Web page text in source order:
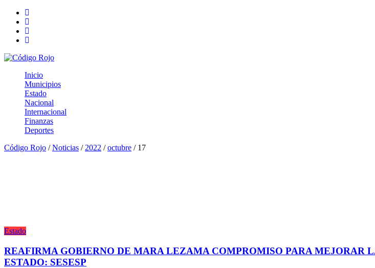
Inicio
Municipios
Estado
Nacional
Internacional
Finanzas
Deportes
Código Rojo /Noticias / 2022 /octubre / 17
Estado
REAFIRMA GOBIERNO DE MARA LEZAMA COMPROMISO PARA MEJORAR
ESTADO: SESESP